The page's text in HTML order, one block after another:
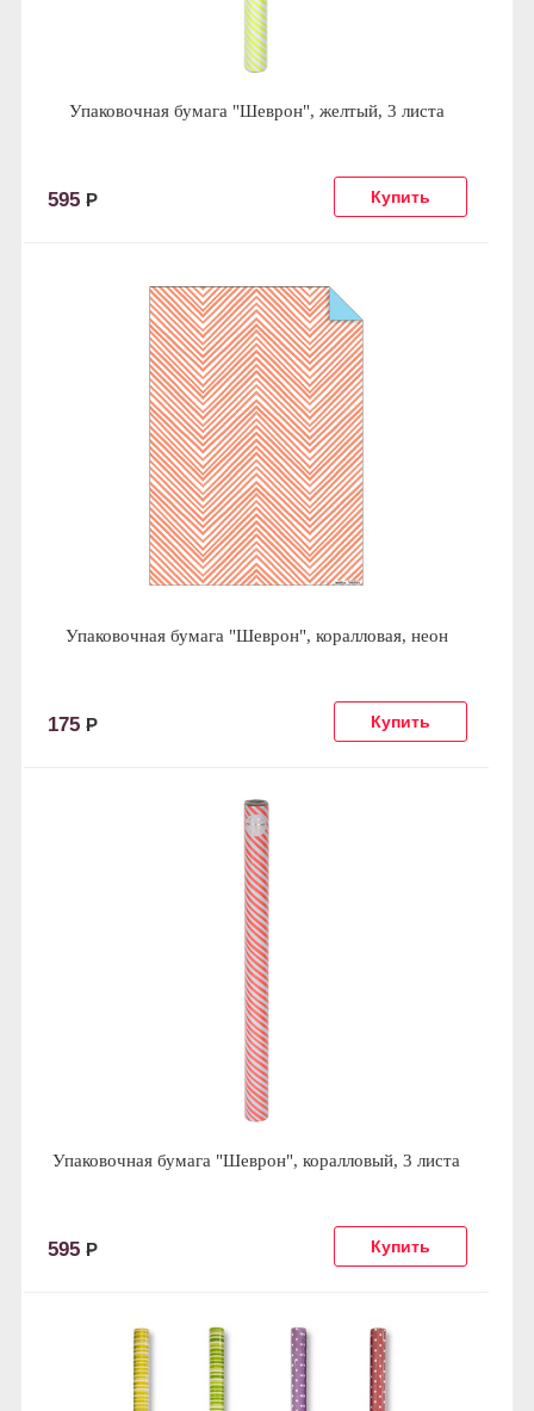
Упаковочная бумага "Шеврон", желтый, 3 листа
595 Р
Упаковочная бумага "Шеврон", коралловая, неон
175 Р
Упаковочная бумага "Шеврон", коралловый, 3 листа
595 Р